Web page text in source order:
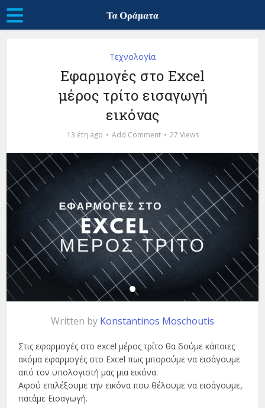
Τεχνολογία
Εφαρμογές στο Excel
μέρος τρίτο εισαγωγή
εικόνας
13 έτη ago Add Comment 27 Views
Written by Konstantinos Moschoutis
Στις εφαρμογές στο excel μέρος τρίτο θα δούμε κάποιες
ακόμα εφαρμογές στο Excel πως μπορούμε να εισάγουμε
από τον υπολογιστή μας μια εικόνα.
Αφού επιλέξουμε την εικόνα που θέλουμε να εισάγουμε,
πατάμε Εισαγωγή.